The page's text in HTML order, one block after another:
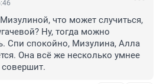
что может случиться,
Ну, тогда можно
Спи спокойно, Мизулина, Алла
Она всё же несколько умнее
совершит.